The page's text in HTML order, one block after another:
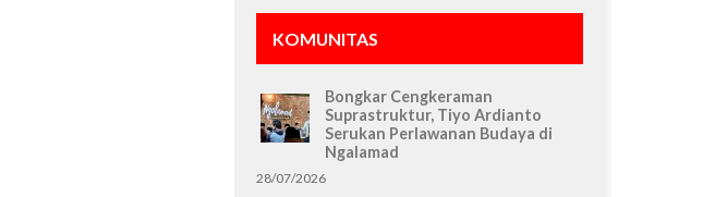
KOMUNITAS
Bongkar Cengkeraman
Suprastruktur, Tiyo Ardianto
Serukan Perlawanan Budaya di
Ngalamad
28/07/2026